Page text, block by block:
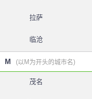
拉萨
临沧
M (以M为开头的城市名)
茂名